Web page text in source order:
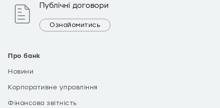
Про банк
Новини
Корпоративне управління
Фінансова звітність
Публічні договори
Ознайомитись